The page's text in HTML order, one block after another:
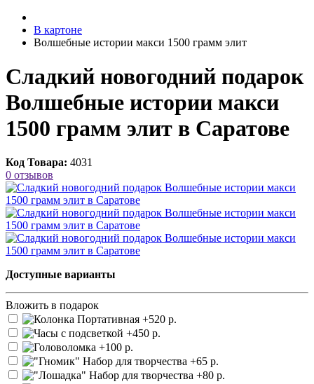
В картоне
Волшебные истории макси 1500 грамм элит
Сладкий новогодний подарок
Волшебные истории макси
1500 грамм элит в Саратове
Код Товара: 4031
0 отзывов
Доступные варианты
Вложить в подарок